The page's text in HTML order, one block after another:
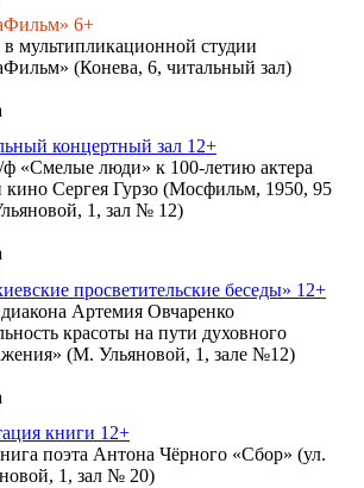
6+
в мультипликационной студии
(Конева, 6, читальный зал)
концертный зал 12+
ф «Смелые люди» к 100-летию актера
кино Сергея Гурзо (Мосфильм, 1950, 95
1, зал № 12)
просветительские беседы» 12+
Артемия Овчаренко
красоты на пути духовного
(М. Ульяновой, 1, зале №12)
книги 12+
поэта Антона Чёрного «Сбор» (ул.
1, зал № 20)